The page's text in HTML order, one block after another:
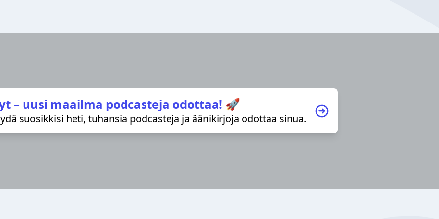
– uusi maailma podcasteja odottaa! 🚀
suosikkisi heti, tuhansia podcasteja ja äänikirjoja odottaa sinua.